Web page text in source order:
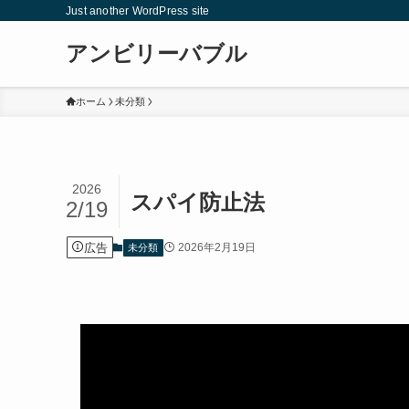
Just another WordPress site
アンビリーバブル
ホーム 未分類
スパイ防止法
2026
2/19
広告 未分類 2026年2月19日